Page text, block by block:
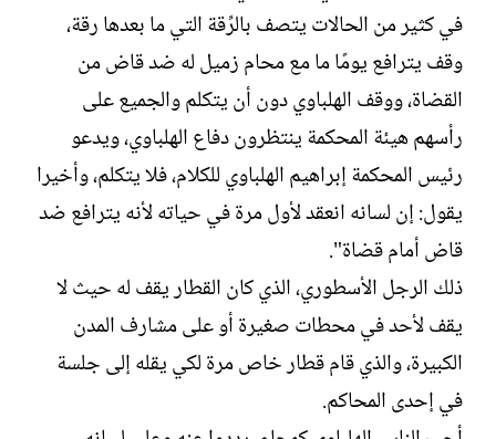
في كثير من الحالات يتصف بالرِّقة التي ما بعدها رقة،
وقف يترافع يومًا ما مع محام زميل له ضد قاض من
القضاة، ووقف الهلباوي دون أن يتكلم والجميع على
رأسهم هيئة المحكمة ينتظرون دفاع الهلباوي، ويدعو
رئيس المحكمة إبراهيم الهلباوي للكلام، فلا يتكلم، وأخيرا
يقول: إن لسانه انعقد لأول مرة في حياته لأنه يترافع ضد
قاض أمام قضاة".
ذلك الرجل الأسطوري، الذي كان القطار يقف له حيث لا
يقف لأحد في محطات صغيرة أو على مشارف المدن
الكبيرة، والذي قام قطار خاص مرة لكي يقله إلى جلسة
في إحدى المحاكم.